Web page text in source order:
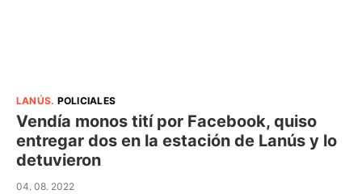
LANÚS. POLICIALES
Vendía monos tití por Facebook, quiso
entregar dos en la estación de Lanús y lo
detuvieron
04. 08. 2022